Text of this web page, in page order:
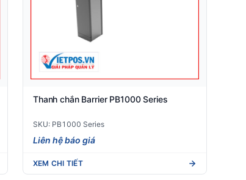
Thanh chắn Barrier PB1000 Series
SKU: PB1000 Series
Liên hệ báo giá
XEM CHI TIẾT